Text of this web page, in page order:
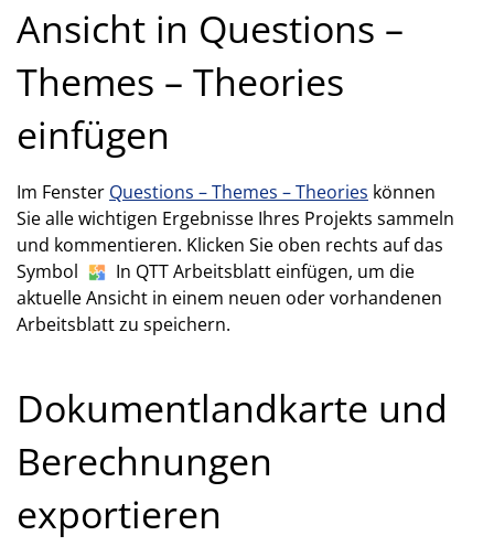
Ansicht in Questions –
Themes – Theories
einfügen
Im Fenster Questions – Themes – Theories können
Sie alle wichtigen Ergebnisse Ihres Projekts sammeln
und kommentieren. Klicken Sie oben rechts auf das
Symbol
In QTT Arbeitsblatt einfügen, um die
aktuelle Ansicht in einem neuen oder vorhandenen
Arbeitsblatt zu speichern.
Dokumentlandkarte und
Berechnungen
exportieren